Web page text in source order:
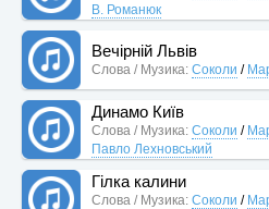
В. Романюк
Вечірній Львів
Слова / Музика: Соколи /
Динамо Київ
Слова / Музика: Соколи /
Павло Лехновський
Гілка калини
Слова / Музика: Соколи /